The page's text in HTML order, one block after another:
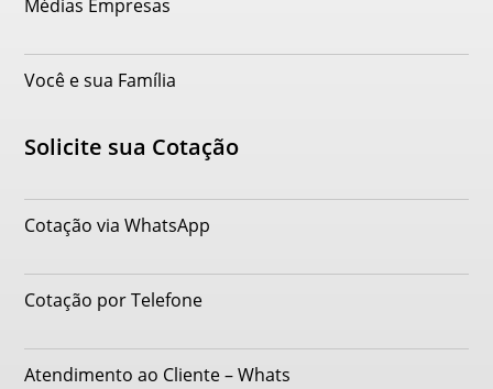
Médias Empresas
Você e sua Família
Solicite sua Cotação
Cotação via WhatsApp
Cotação por Telefone
Atendimento ao Cliente – Whats